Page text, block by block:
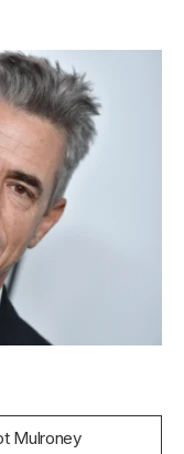
Mulroney